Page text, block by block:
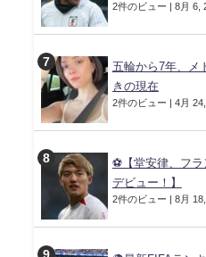
2件のビュー 8月 6,
五輪から7年、メ
きの現在
2件のビュー 4月
⚽【堂安律、フ
デビュー！】
2件のビュー 8月